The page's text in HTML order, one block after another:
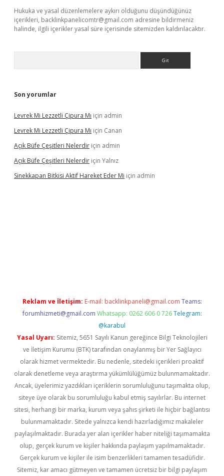
Hukuka ve yasal düzenlemelere aykırı olduğunu düşündüğünüz
içerikleri, backlinkpanelicomtr@gmail.com adresine bildirmeniz
halinde, ilgili içerikler yasal süre içerisinde sitemizden kaldırılacaktır.
Son yorumlar
Levrek Mi Lezzetli Çipura Mı için admin
Levrek Mi Lezzetli Çipura Mı için Canan
Açık Büfe Çeşitleri Nelerdir için admin
Açık Büfe Çeşitleri Nelerdir için Yalnız
Sinekkapan Bitkisi Aktif Hareket Eder Mi için admin
Reklam ve İletişim: E-mail: backlinkpaneli@gmail.com Teams:
forumhizmeti@gmail.com Whatsapp: 0262 606 0 726 Telegram:
@karabul
Yasal Uyarı: Sitemiz, 5651 Sayılı Kanun gereğince Bilgi Teknolojileri
ve İletişim Kurumu (BTK) tarafından onaylanmış bir Yer Sağlayıcı
olarak hizmet vermektedir. Bu nedenle, sitedeki içerikleri proaktif
olarak denetleme veya araştırma yükümlülüğümüz bulunmamaktadır.
Ancak, üyelerimiz yazdıkları içeriklerin sorumluluğunu taşımakta olup,
siteye üye olarak bu sorumluluğu kabul etmiş sayılırlar. Bu internet
sitesi, herhangi bir marka, kurum veya şahıs şirketi ile hiçbir bağlantısı
bulunmamaktadır. Sitede yalnızca kendi hazırladığımız makaleler
paylaşılmaktadır. Burada yer alan içerikler haber niteliği taşımamakta
olup, gerçek kurum ve kişiler hakkında paylaşım yapılmamaktadır.
Gerçek kurum ve kişiler ile isim benzerlikleri tamamen tesadüfidir.
Sitemiz, kar amacı gütmeyen ve tamamen ücretsiz bir bilgi paylaşım